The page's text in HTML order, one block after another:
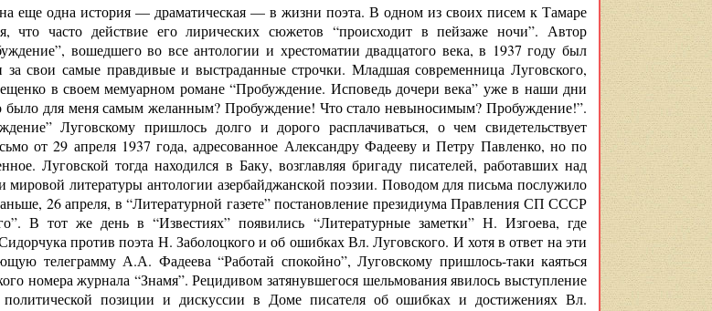
еще одна история — драматическая — в жизни поэта. В одном из своих писем к Тамаре
что часто действие его лирических сюжетов “происходит в пейзаже ночи”. Автор
вошедшего во все антологии и хрестоматии двадцатого века, в 1937 году был
за свои самые правдивые и выстраданные строчки. Младшая современница Луговского,
в своем мемуарном романе “Пробуждение. Исповедь дочери века” уже в наши дни
было для меня самым желанным? Пробуждение! Что стало невыносимым? Пробуждение!”.
Луговскому пришлось долго и дорого расплачиваться, о чем свидетельствует
от 29 апреля 1937 года, адресованное Александру Фадееву и Петру Павленко, но по
Луговской тогда находился в Баку, возглавляя бригаду писателей, работавших над
мировой литературы антологии азербайджанской поэзии. Поводом для письма послужило
26 апреля, в “Литературной газете” постановление президиума Правления СП СССР
В тот же день в “Известиях” появились “Литературные заметки” Н. Изгоева, где
против поэта Н. Заболоцкого и об ошибках Вл. Луговского. И хотя в ответ на эти
телеграмму А.А. Фадеева “Работай спокойно”, Луговскому пришлось-таки каяться
номера журнала “Знамя”. Рецидивом затянувшегося шельмования явилось выступление
позиции и дискуссии в Доме писателя об ошибках и достижениях Вл.